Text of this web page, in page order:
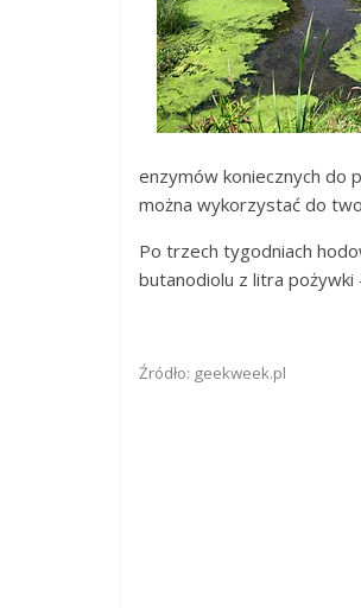
enzymów koniecznych do
można wykorzystać do
Po trzech tygodniach
butanodiolu z litra pożywki
Źródło: geekweek.pl